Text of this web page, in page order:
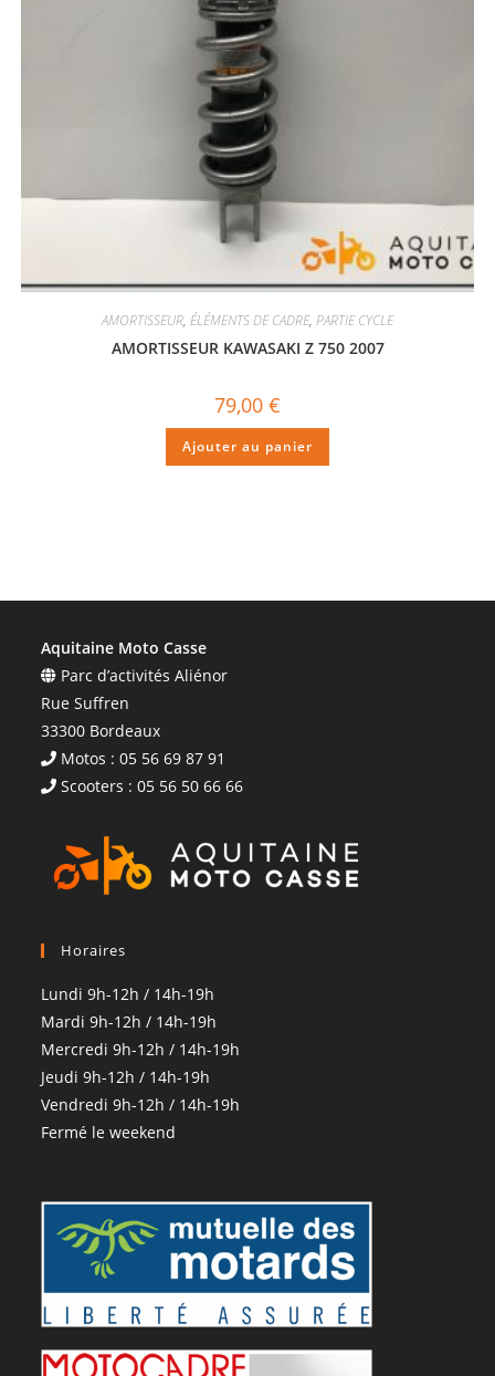
AMORTISSEUR, ÉLÉMENTS DE CADRE, PARTIE CYCLE
AMORTISSEUR KAWASAKI Z 750 2007
79,00 €
Ajouter au panier
Aquitaine Moto Casse
Parc d’activités Aliénor
Rue Suffren
33300 Bordeaux
Motos : 05 56 69 87 91
Scooters : 05 56 50 66 66
Horaires
Lundi 9h-12h / 14h-19h
Mardi 9h-12h / 14h-19h
Mercredi 9h-12h / 14h-19h
Jeudi 9h-12h / 14h-19h
Vendredi 9h-12h / 14h-19h
Fermé le weekend